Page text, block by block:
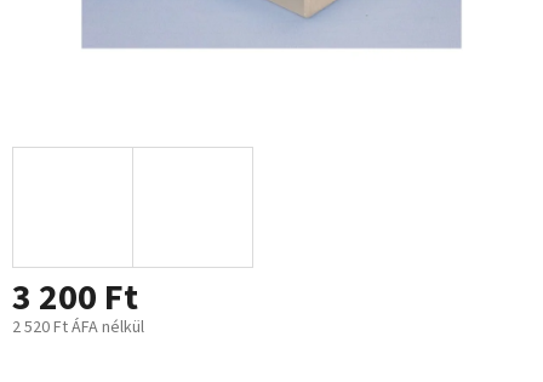
3 200 Ft
2 520 Ft ÁFA nélkül